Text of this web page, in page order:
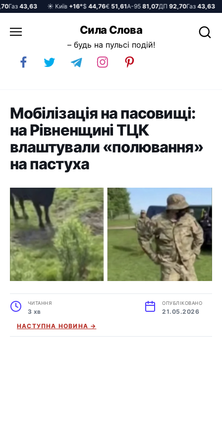
Газ43,63 ☀️ Київ+16°$44,76€51,61А-9581,07ДП92,70Газ43,63
до
Сила Слова
– будь на пульсі подій!
Мобілізація на пасовищі:
на Рівненщині ТЦК
влаштували «полювання»
на пастуха
ЧИТАННЯ
3 хв
ОПУБЛІКОВАНО
21.05.2026
НАСТУПНА НОВИНА →